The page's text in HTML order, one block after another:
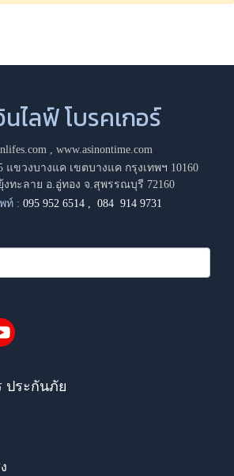
ไลฟ์ โบรคเกอร์
, www.asinontime.com
แขวงบางแค เขตบางแค กรุงเทพฯ 10160
งทะลาย อ.อู่ทอง จ.สุพรรณบุรี 72160
ท์ : 095 952 6514 ,084 914 9731
ประกันภัย